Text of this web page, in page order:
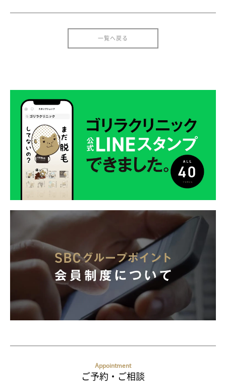
一覧へ戻る
Appointment
ご予約・ご相談